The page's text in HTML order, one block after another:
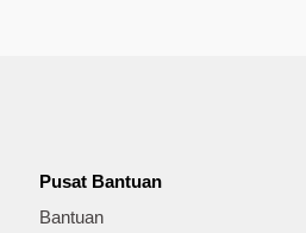
Pusat Bantuan
Bantuan